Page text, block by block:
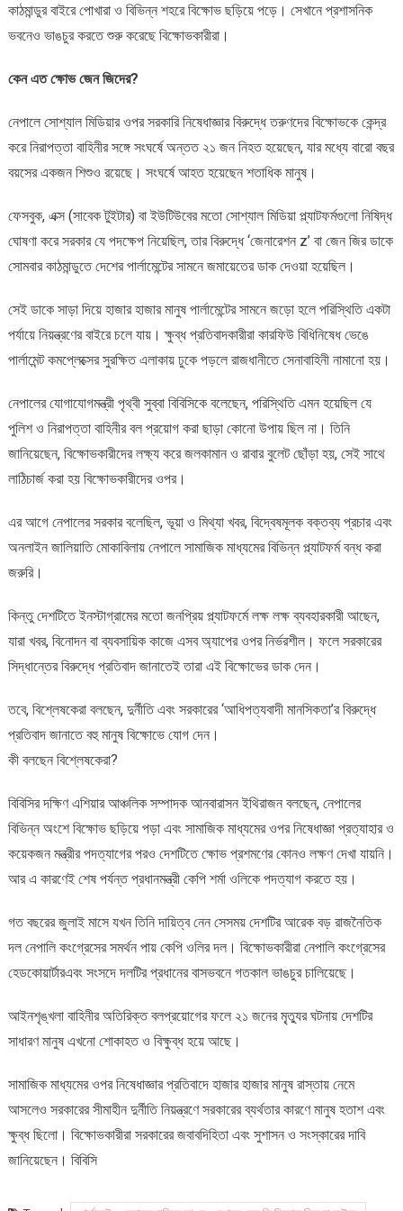
কাঠমান্ডুর বাইরে পোখারা ও বিভিন্ন শহরে বিক্ষোভ ছড়িয়ে পড়ে। সেখানে প্রশাসনিক
ভবনেও ভাঙচুর করতে শুরু করেছে বিক্ষোভকারীরা।
কেন এত ক্ষোভ জেন জিদের?
নেপালে সোশ্যাল মিডিয়ার ওপর সরকারি নিষেধাজ্ঞার বিরুদ্ধে তরুণদের বিক্ষোভকে কেন্দ্র
করে নিরাপত্তা বাহিনীর সঙ্গে সংঘর্ষে অন্তত ২১ জন নিহত হয়েছেন, যার মধ্যে বারো বছর
বয়সের একজন শিশুও রয়েছে। সংঘর্ষে আহত হয়েছেন শতাধিক মানুষ।
ফেসবুক, এক্স (সাবেক টুইটার) বা ইউটিউবের মতো সোশ্যাল মিডিয়া প্ল্যাটফর্মগুলো নিষিদ্ধ
ঘোষণা করে সরকার যে পদক্ষেপ নিয়েছিল, তার বিরুদ্ধে ‘জেনারেশন z’ বা জেন জির ডাকে
সোমবার কাঠমান্ডুতে দেশের পার্লামেন্টের সামনে জমায়েতের ডাক দেওয়া হয়েছিল।
সেই ডাকে সাড়া দিয়ে হাজার হাজার মানুষ পার্লামেন্টের সামনে জড়ো হলে পরিস্থিতি একটা
পর্যায়ে নিয়ন্ত্রণের বাইরে চলে যায়। ক্ষুব্ধ প্রতিবাদকারীরা কারফিউ বিধিনিষেধ ভেঙে
পার্লামেন্ট কমপ্লেক্সের সুরক্ষিত এলাকায় ঢুকে পড়লে রাজধানীতে সেনাবাহিনী নামানো হয়।
নেপালের যোগাযোগমন্ত্রী পৃথ্বী সুব্বা বিবিসিকে বলেছেন, পরিস্থিতি এমন হয়েছিল যে
পুলিশ ও নিরাপত্তা বাহিনীর বল প্রয়োগ করা ছাড়া কোনো উপায় ছিল না। তিনি
জানিয়েছেন, বিক্ষোভকারীদের লক্ষ্য করে জলকামান ও রাবার বুলেট ছোঁড়া হয়, সেই সাথে
লাঠিচার্জ করা হয় বিক্ষোভকারীদের ওপর।
এর আগে নেপালের সরকার বলেছিল, ভূয়া ও মিথ্যা খবর, বিদ্বেষমূলক বক্তব্য প্রচার এবং
অনলাইন জালিয়াতি মোকাবিলায় নেপালে সামাজিক মাধ্যমের বিভিন্ন প্ল্যাটফর্ম বন্ধ করা
জরুরি।
কিন্তু দেশটিতে ইনস্টাগ্রামের মতো জনপ্রিয় প্ল্যাটফর্মে লক্ষ লক্ষ ব্যবহারকারী আছেন,
যারা খবর, বিনোদন বা ব্যবসায়িক কাজে এসব অ্যাপের ওপর নির্ভরশীল। ফলে সরকারের
সিদ্ধান্তের বিরুদ্ধে প্রতিবাদ জানাতেই তারা এই বিক্ষোভের ডাক দেন।
তবে, বিশ্লেষকেরা বলছেন, দুর্নীতি এবং সরকারের ‘আধিপত্যবাদী মানসিকতা’র বিরুদ্ধে
প্রতিবাদ জানাতে বহু মানুষ বিক্ষোভে যােগ দেন।
কী বলছেন বিশ্লেষকেরা?
বিবিসির দক্ষিণ এশিয়ার আঞ্চলিক সম্পাদক আনবারাসন ইথিরাজন বলছেন, নেপালের
বিভিন্ন অংশে বিক্ষোভ ছড়িয়ে পড়া এবং সামাজিক মাধ্যমের ওপর নিষেধাজ্ঞা প্রত্যাহার ও
কয়েকজন মন্ত্রীর পদত্যাগের পরও দেশটিতে ক্ষোভ প্রশমণের কােনও লক্ষণ দেখা যায়নি।
আর এ কারণেই শেষ পর্যন্ত প্রধানমন্ত্রী কেপি শর্মা ওলিকে পদত্যাগ করতে হয়।
গত বছরের জুলাই মাসে যখন তিনি দায়িত্ব নেন সেসময় দেশটির আরেক বড় রাজনৈতিক
দল নেপালি কংগ্রেসের সমর্থন পায় কেপি ওলির দল। বিক্ষোভকারীরা নেপালি কংগ্রেসের
হেডকোয়ার্টারএবং সংসদে দলটির প্রধানের বাসভবনে গতকাল ভাঙচুর চালিয়েছে।
আইনশৃঙ্খলা বাহিনীর অতিরিক্ত বলপ্রয়োগের ফলে ২১ জনের মৃ্ত্যুর ঘটনায় দেশটির
সাধারণ মানুষ এখনো শোকাহত ও বিক্ষুব্ধ হয়ে আছে।
সামাজিক মাধ্যমের ওপর নিষেধাজ্ঞার প্রতিবাদে হাজার হাজার মানুষ রাস্তায় নেমে
আসলেও সরকারের সীমাহীন দুর্নীতি নিয়ন্ত্রণে সরকারের ব্যর্থতার কারণে মানুষ হতাশ এবং
ক্ষুব্ধ ছিলো। বিক্ষোভকারীরা সরকারের জবাবদিহিতা এবং সুশাসন ও সংস্কারের দাবি
জানিয়েছেন। বিবিসি